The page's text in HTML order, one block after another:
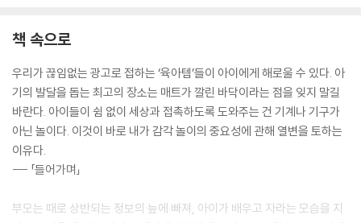
책 속으로
우리가 끊임없는 광고로 접하는 ‘육아템’들이 아이에게 해로울 수 있다. 아
기의 발달을 돕는 최고의 장소는 매트가 깔린 바닥이라는 점을 잊지 말길
바란다. 아이들이 쉼 없이 세상과 접촉하도록 도와주는 건 기계나 기구가
아닌 놀이다. 이것이 바로 내가 감각 놀이의 중요성에 관해 열변을 토하는
이유다.
--- 「들어가며」
부모는 때로 상반되는 정보의 늪에 빠져, 아이가 배우고 자라는 모습을 지